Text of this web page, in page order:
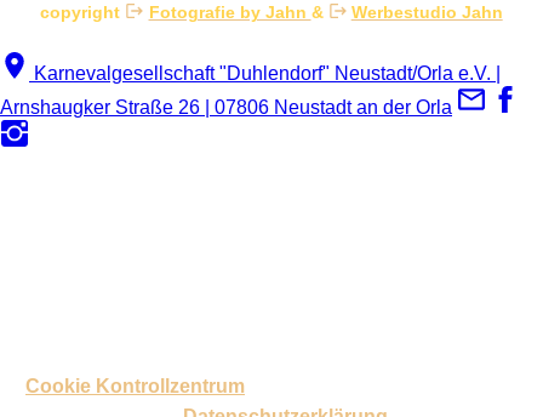
copyright Fotografie by Jahn & Werbestudio Jahn
Karnevalgesellschaft "Duhlendorf" Neustadt/Orla e.V. |
Arnshaugker Straße 26 | 07806 Neustadt an der Orla
Cookie Kontrollzentrum